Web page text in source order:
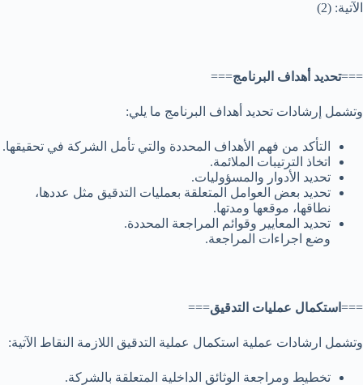
الآتية: (2)
===تحديد أهداف البرنامج===
وتشمل إرشادات تحديد أهداف البرنامج ما يلي:
التأكد من فهم الأهداف المحددة والتي تأمل الشركة في تحقيقها.
اتخاذ الترتيبات الملائمة.
تحديد الأدوار والمسؤوليات.
تحديد بعض العوامل المتعلقة بعمليات التدقيق مثل عددها،
نطاقها، موقعها ومدتها.
تحديد المعايير وقوائم المراجعة المحددة.
وضع اجراءات المراجعة.
=== استكمال عمليات التدقيق===
وتشمل ارشادات عملية استكمال عملية التدقيق اللازمة النقاط الآتية:
تخطيط ومراجعة الوثائق الداخلية المتعلقة بالشركة.